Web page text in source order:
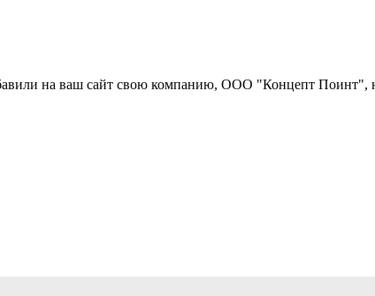
на ваш сайт свою компанию, ООО "Концепт Поинт",